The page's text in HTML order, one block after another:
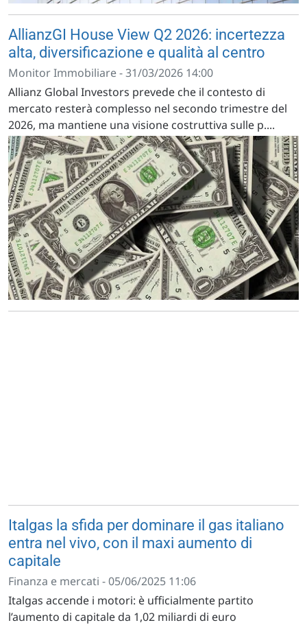
AllianzGI House View Q2 2026: incertezza
alta, diversificazione e qualità al centro
Monitor Immobiliare - 31/03/2026 14:00
Allianz Global Investors prevede che il contesto di
mercato resterà complesso nel secondo trimestre del
2026, ma mantiene una visione costruttiva sulle p....
Italgas la sfida per dominare il gas italiano
entra nel vivo, con il maxi aumento di
capitale
Finanza e mercati - 05/06/2025 11:06
Italgas accende i motori: è ufficialmente partito
l’aumento di capitale da 1,02 miliardi di euro